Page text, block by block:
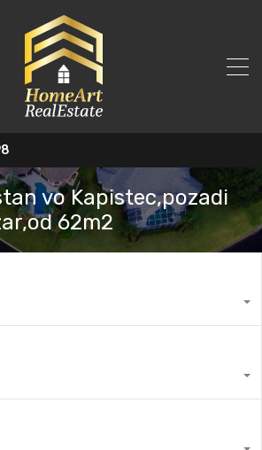
vo Kapistec,pozadi
62m2